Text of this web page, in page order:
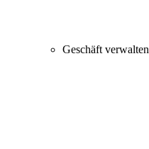
Geschäft verwalten